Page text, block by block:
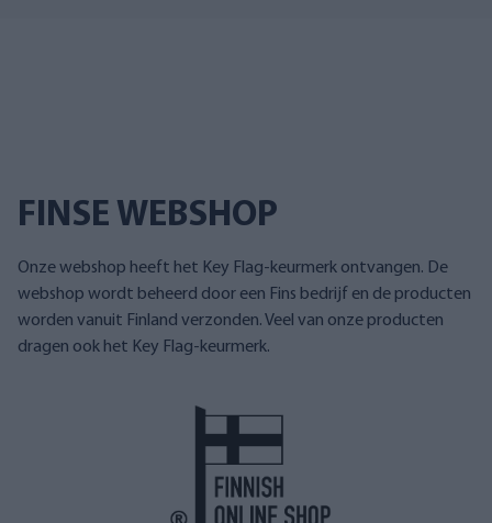
FINSE WEBSHOP
Onze webshop heeft het Key Flag-keurmerk ontvangen. De
webshop wordt beheerd door een Fins bedrijf en de producten
worden vanuit Finland verzonden. Veel van onze producten
dragen ook het Key Flag-keurmerk.